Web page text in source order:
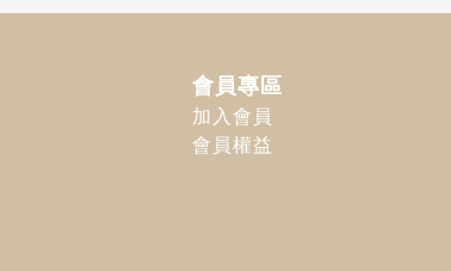
會員專區
加入會員
會員權益